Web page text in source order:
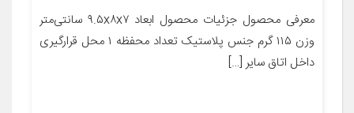
معرفی محصول جزئیات محصول ابعاد ۹.۵x۸x۷ سانتی‌متر
وزن ۱۱۵ گرم جنس پلاستیک تعداد محفظه ۱ محل قرارگیری
داخل اتاق سایر […]